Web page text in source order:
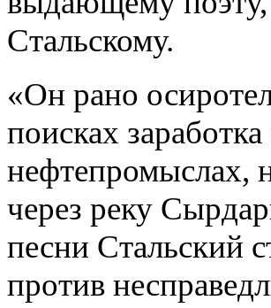
Стальскому.
«Он рано
поисках
нефтепромыслах,
через реку
песни Стальский
против